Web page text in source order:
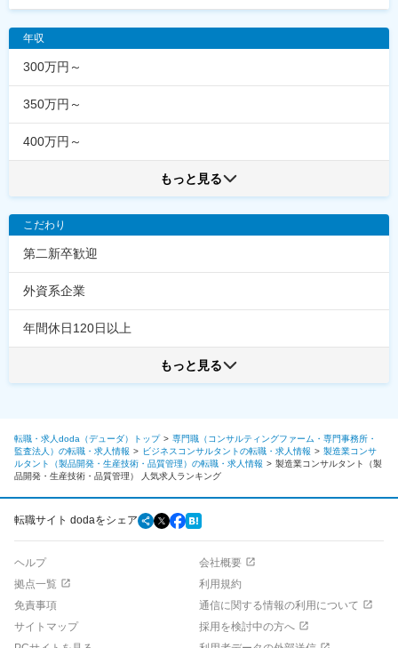
年収
300万円～
350万円～
400万円～
もっと見る
こだわり
第二新卒歓迎
外資系企業
年間休日120日以上
もっと見る
転職・求人doda（デューダ）トップ
専門職（コンサルティングファーム・専門事務所・
監査法人）の転職・求人情報
ビジネスコンサルタントの転職・求人情報
製造業コンサ
ルタント（製品開発・生産技術・品質管理）の転職・求人情報
製造業コンサルタント（製
品開発・生産技術・品質管理）
人気求人ランキング
転職サイト dodaをシェア
ヘルプ
会社概要
拠点一覧
利用規約
免責事項
通信に関する情報の利用について
サイトマップ
採用を検討中の方へ